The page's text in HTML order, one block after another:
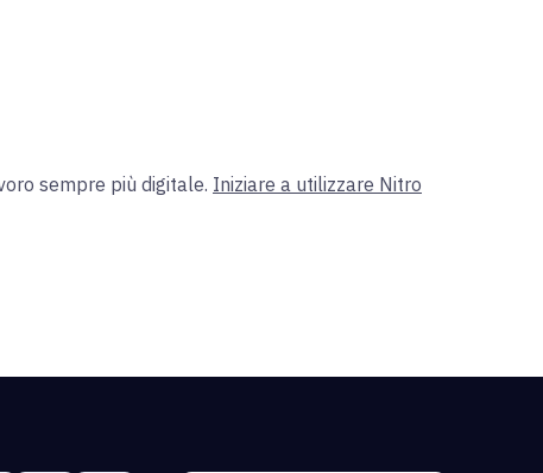
sempre più digitale. Iniziare a utilizzare Nitro